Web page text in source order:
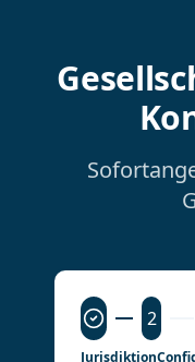
2
Jurisdiktion